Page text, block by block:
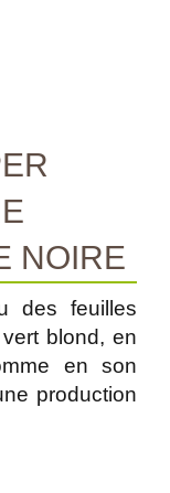
NOIRE
des feuilles
blond, en
en son
production